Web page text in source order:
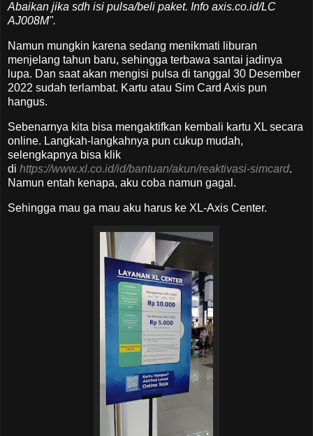
Abaikan jika sdh isi pulsa/beli paket. Info axis.co.id/LC
AJ008M".
Namun mungkin karena sedang menikmati liburan
menjelang tahun baru, sehingga terbawa santai jadinya
lupa. Dan saat akan mengisi pulsa di tanggal 30 Desember
2022 sudah terlambat. Kartu atau Sim Card Axis pun
hangus.
Sebenarnya kita bisa mengaktifkan kembali kartu XL secara
online. Langkah-langkahnya pun cukup mudah,
selengkapnya bisa klik
di https://www.xl.co.id/id/bantuan/akun/reaktivasi-simcard.
Namun entah kenapa, aku coba namun gagal.
Sehingga mau ga mau aku harus ke XL-Axis Center.